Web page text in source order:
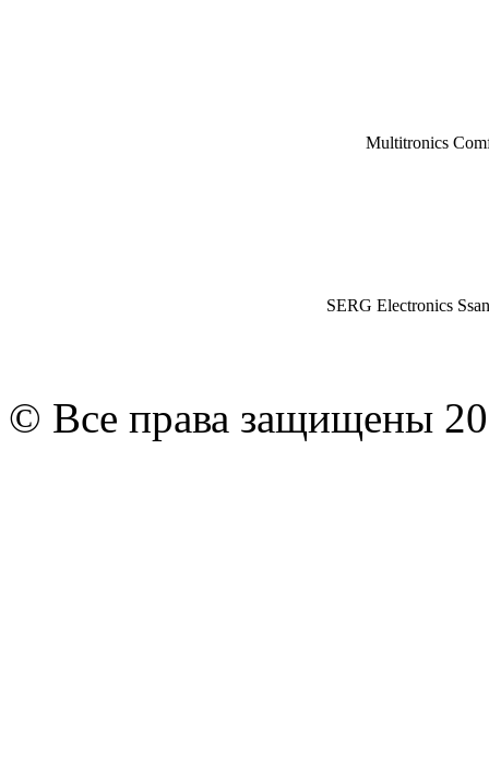
Multitronics
SERG Electronics
© Все права защищены